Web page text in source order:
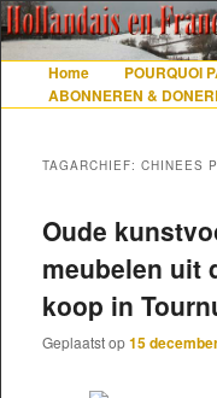
De gezelligste website
HoofdmenuSpring naar
Spring naar
Home
POURQUOI
ABONNEREN &
TAGARCHIEF: CHINEES
Oude
meubelen uit
koop in
Geplaatst op15